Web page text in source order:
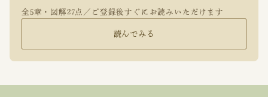
全5章・図解27点／ご登録後すぐにお読みいただけます
読んでみる